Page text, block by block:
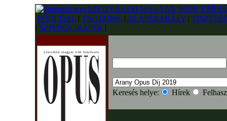
FŐOLDAL | TAGJAINK | ALAPSZABÁLY |
| SZPONZORAINK |
Keresés helye: Hírek